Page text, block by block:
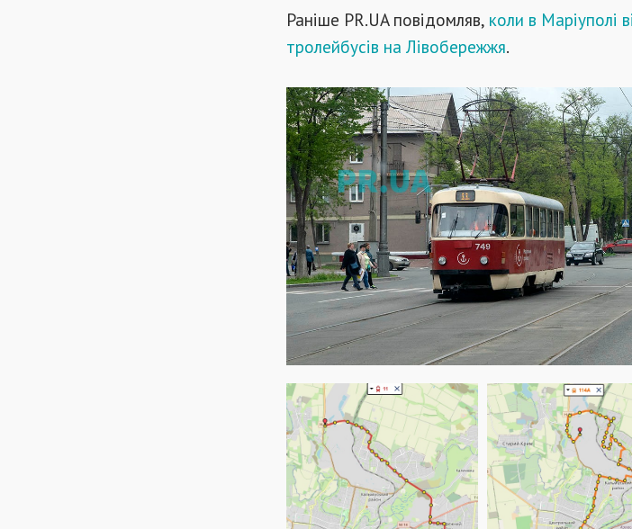
Раніше PR.UA повідомляв, коли в Маріуполі
тролейбусів на Лівобережжя.